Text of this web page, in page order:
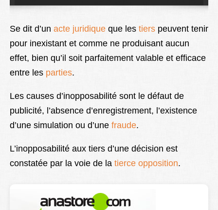
Soins
Droit
Lexique
Better Health
Se dit d’un acte juridique que les tiers peuvent tenir
pour inexistant et comme ne produisant aucun
effet, bien qu’il soit parfaitement valable et efficace
entre les parties.
Les causes d’inopposabilité sont le défaut de
publicité, l’absence d’enregistrement, l’existence
d’une simulation ou d’une fraude.
L’inopposabilité aux tiers d’une décision est
constatée par la voie de la tierce opposition.